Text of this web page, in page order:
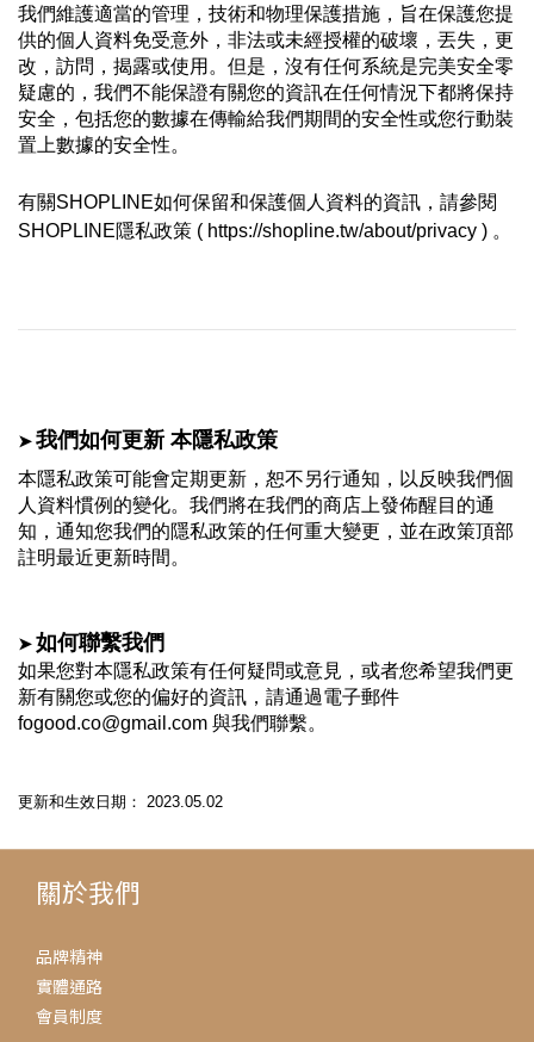
我們維護適當的管理，技術和物理保護措施，旨在保護您提
供的個人資料免受意外，非法或未經授權的破壞，丟失，更
改，訪問，揭露或使用。但是，沒有任何系統是完美安全零
疑慮的，我們不能保證有關您的資訊在任何情況下都將保持
安全，包括您的數據在傳輸給我們期間的安全性或您行動裝
置上數據的安全性。
SHOPLINE隱私政策 ( https://shopline.tw/about/privacy ) 。
➤我們如何更新 本隱私政策
本隱私政策可能會定期更新，恕不另行通知，以反映我們個
人資料慣例的變化。我們將在我們的商店上發佈醒目的通
知，通知您我們的隱私政策的任何重大變更，並在政策頂部
註明最近更新時間。
➤如何聯繫我們
如果您對本隱私政策有任何疑問或意見，或者您希望我們更
新有關您或您的偏好的資訊，請通過電子郵件
fogood.co@gmail.com 與我們聯繫。
更新和生效日期： 2023.05.02
關於我們
品牌精神
實體通路
會員制度